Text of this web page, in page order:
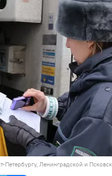
Петербургу, Ленинградской и